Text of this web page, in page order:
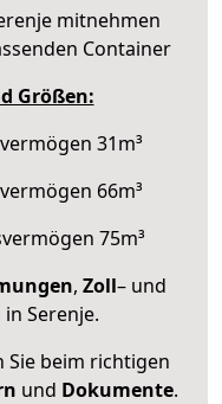
mitnehmen
Container
Größen:
31m³
66m³
75m³
, Zoll– und
in Serenje.
beim richtigen
und Dokumente.